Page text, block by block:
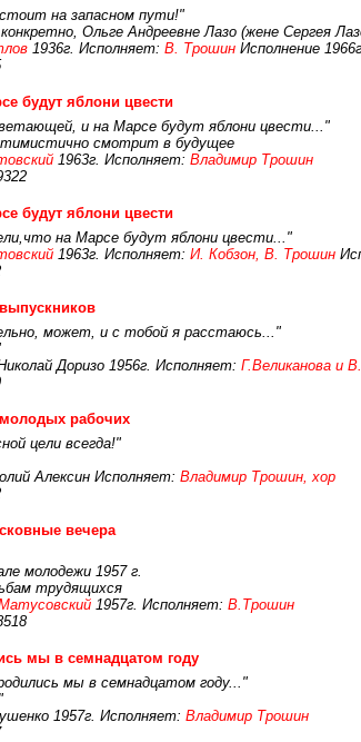
на запасном пути!"
Ольге Андреевне Лазо (жене Сергея
1936г. Исполняет: В. Трошин Исполнение
будут яблони цвести
и на Марсе будут яблони цвести..."
смотрит в будущее
1963г. Исполняет: Владимир Трошин
будут яблони цвести
на Марсе будут яблони цвести..."
1963г. Исполняет: И. Кобзон, В. Трошин
может, и с тобой я расстаюсь..."
Доризо 1956г. Исполняет: Г.Великанова и
рабочих
цели всегда!"
Алексин Исполняет: Владимир Трошин, хор
вечера
молодежи 1957 г.
трудящихся
1957г. Исполняет: В.Трошин
мы в семнадцатом году
мы в семнадцатом году..."
1957г. Исполняет: Владимир Трошин